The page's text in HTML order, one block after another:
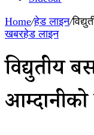
Home/हेड लाइन/
खबरहेड लाइन
विद्युतीय
आम्दानीको